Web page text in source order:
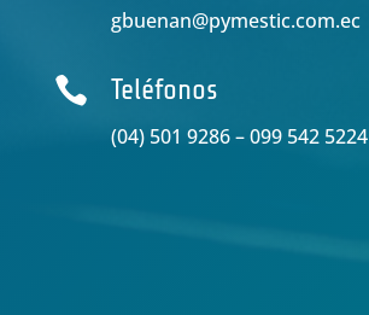
gbuenan@pymestic.com.ec
 Teléfonos
(04) 501 9286 – 099 542 5224